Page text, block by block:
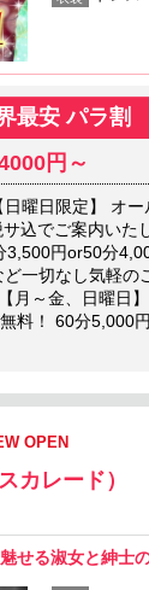
最安 パラ割
円～
日曜日限定】 オ
込でご案内いた
3,500円or50分
一切なし気軽の
月～金、日曜日
料！ 60分5,000
OPEN
カレード）
せる淑女と紳士